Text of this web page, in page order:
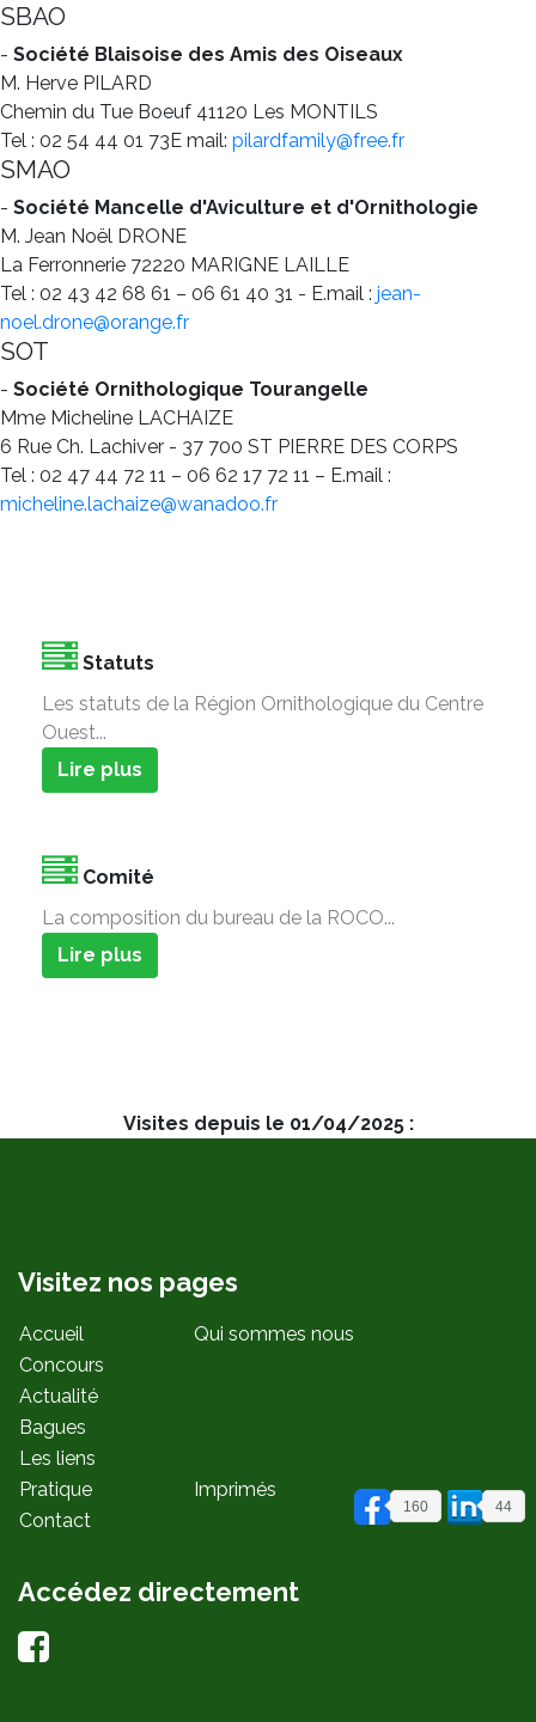
SBAO
- Société Blaisoise des Amis des Oiseaux
M. Herve PILARD
Chemin du Tue Boeuf 41120 Les MONTILS
Tel : 02 54 44 01 73E mail: pilardfamily@free.fr
SMAO
- Société Mancelle d'Aviculture et d'Ornithologie
M. Jean Noël DRONE
La Ferronnerie 72220 MARIGNE LAILLE
Tel : 02 43 42 68 61 – 06 61 40 31 - E.mail : jean-
noel.drone@orange.fr
SOT
- Société Ornithologique Tourangelle
Mme Micheline LACHAIZE
6 Rue Ch. Lachiver - 37 700 ST PIERRE DES CORPS
Tel : 02 47 44 72 11 – 06 62 17 72 11 – E.mail :
micheline.lachaize@wanadoo.fr
Statuts
Les statuts de la Région Ornithologique du Centre
Ouest...
Lire plus
Comité
La composition du bureau de la ROCO...
Lire plus
Visites depuis le 01/04/2025 :
160 44
Visitez nos pages
Accueil
Qui sommes nous
Concours
Actualité
Bagues
Les liens
Pratique
Imprimés
Contact
Accédez directement